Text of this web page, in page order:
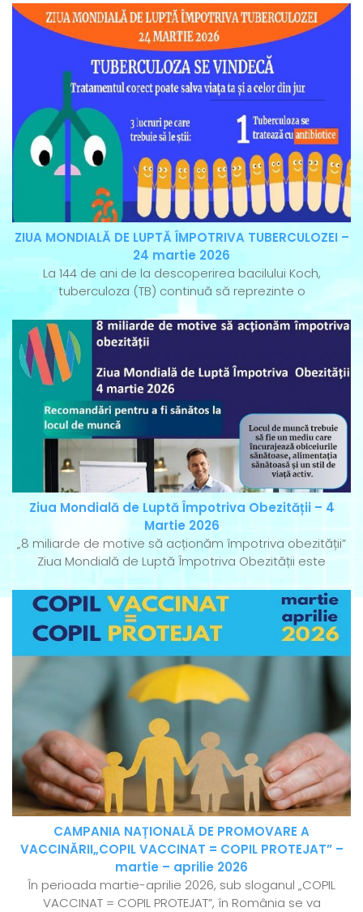
ZIUA MONDIALĂ DE LUPTĂ ÎMPOTRIVA TUBERCULOZEI –
24 martie 2026
La 144 de ani de la descoperirea bacilului Koch,
tuberculoza (TB) continuă să reprezinte o
Ziua Mondială de Luptă Împotriva Obezității – 4
Martie 2026
„8 miliarde de motive să acționăm împotriva obezității”
Ziua Mondială de Luptă Împotriva Obezității este
CAMPANIA NAȚIONALĂ DE PROMOVARE A
VACCINĂRII„COPIL VACCINAT = COPIL PROTEJAT” –
martie – aprilie 2026
În perioada martie-aprilie 2026, sub sloganul „COPIL
VACCINAT = COPIL PROTEJAT”, în România se va